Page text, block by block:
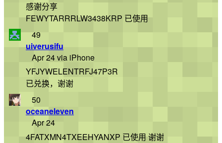
感谢分享
FEWYTARRRLW3438KRP 已使用
49
uiverusifu
Apr 24 via iPhone
YFJYWELENTRFJ47P3R
已兑换，谢谢
50
oceaneleven
Apr 24
4FATXMN4TXEEHYANXP 已使用 谢谢